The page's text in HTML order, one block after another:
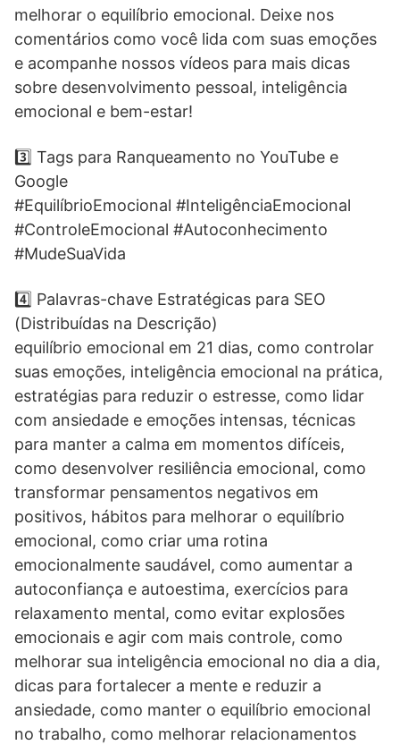
melhorar o equilíbrio emocional. Deixe nos
comentários como você lida com suas emoções
e acompanhe nossos vídeos para mais dicas
sobre desenvolvimento pessoal, inteligência
emocional e bem-estar!
3️⃣ Tags para Ranqueamento no YouTube e
Google
#EquilíbrioEmocional #InteligênciaEmocional
#ControleEmocional #Autoconhecimento
#MudeSuaVida
4️⃣ Palavras-chave Estratégicas para SEO
(Distribuídas na Descrição)
equilíbrio emocional em 21 dias, como controlar
suas emoções, inteligência emocional na prática,
estratégias para reduzir o estresse, como lidar
com ansiedade e emoções intensas, técnicas
para manter a calma em momentos difíceis,
como desenvolver resiliência emocional, como
transformar pensamentos negativos em
positivos, hábitos para melhorar o equilíbrio
emocional, como criar uma rotina
emocionalmente saudável, como aumentar a
autoconfiança e autoestima, exercícios para
relaxamento mental, como evitar explosões
emocionais e agir com mais controle, como
melhorar sua inteligência emocional no dia a dia,
dicas para fortalecer a mente e reduzir a
ansiedade, como manter o equilíbrio emocional
no trabalho, como melhorar relacionamentos